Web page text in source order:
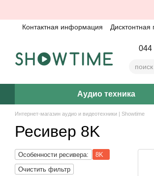
Контактная информация
044
Аудио техника
Интернет-магазин аудио и видеотехники | Showtime
Ресивер 8K
Особенности ресивера:
8K
Очистить фильтр